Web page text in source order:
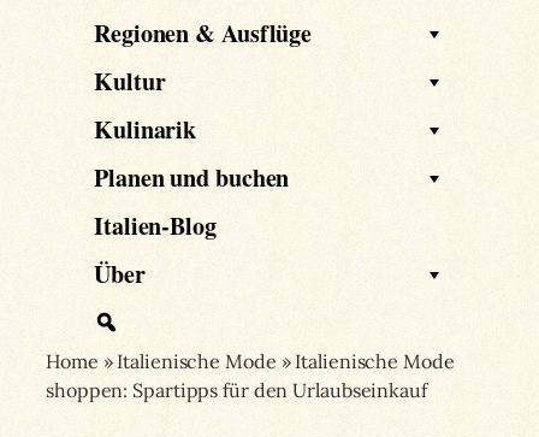
Regionen & Ausflüge
Kultur
Kulinarik
Planen und buchen
Italien-Blog
Über
Home » Italienische Mode » Italienische Mode
shoppen: Spartipps für den Urlaubseinkauf